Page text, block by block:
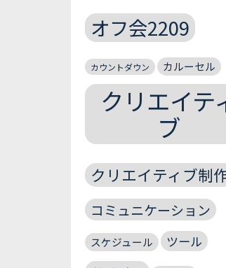
オフ会2209
カウントダウン カルーセル
クリエイテ
ブ
クリエイティブ制
コミュニケーション
スケジュール ツール